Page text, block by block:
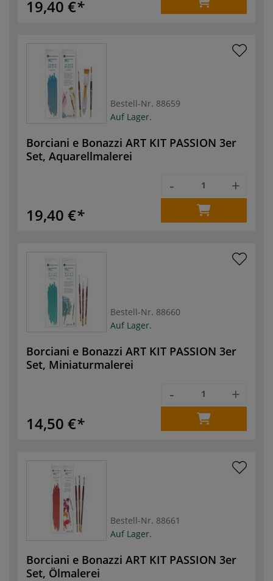
19,40 €
Bestell-Nr. 88659
Auf Lager.
Borciani e Bonazzi ART KIT PASSION 3er
Set, Aquarellmalerei
19,40 €
- +
Bestell-Nr. 88660
Auf Lager.
Borciani e Bonazzi ART KIT PASSION 3er
Set, Miniaturmalerei
14,50 €
- +
Bestell-Nr. 88661
Auf Lager.
Borciani e Bonazzi ART KIT PASSION 3er
Set, Ölmalerei